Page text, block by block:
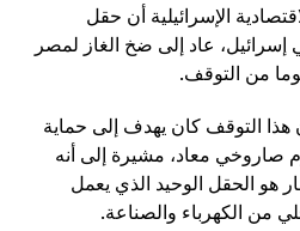
الإسرائيلية أن حقل
إسرائيل، عاد إلى ضخ الغاز لمصر
هذا التوقف كان يهدف إلى حماية
معاد، مشيرة إلى أنه
هو الحقل الوحيد الذي يعمل
من الكهرباء والصناعة.